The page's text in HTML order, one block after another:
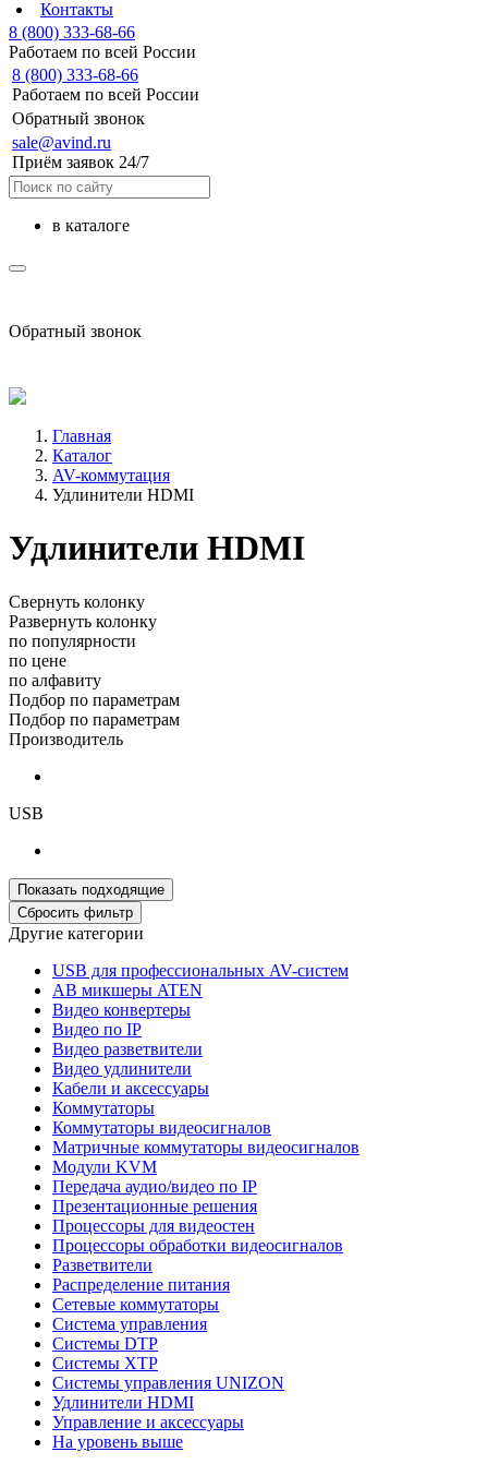
Контакты
8 (800) 333-68-66
Работаем по всей России
8 (800) 333-68-66
Работаем по всей России
Обратный звонок
sale@avind.ru
Приём заявок 24/7
в каталоге
Обратный звонок
Главная
Каталог
AV-коммутация
Удлинители HDMI
Удлинители HDMI
Свернуть колонку
Развернуть колонку
по популярности
по цене
по алфавиту
Подбор по параметрам
Подбор по параметрам
Производитель
USB
Другие категории
USB для профессиональных AV-систем
АВ микшеры ATEN
Видео конвертеры
Видео по IP
Видео разветвители
Видео удлинители
Кабели и аксессуары
Коммутаторы
Коммутаторы видеосигналов
Матричные коммутаторы видеосигналов
Модули KVM
Передача аудио/видео по IP
Презентационные решения
Процессоры для видеостен
Процессоры обработки видеосигналов
Разветвители
Распределение питания
Сетевые коммутаторы
Система управления
Системы DTP
Системы XTP
Системы управления UNIZON
Удлинители HDMI
Управление и аксессуары
На уровень выше